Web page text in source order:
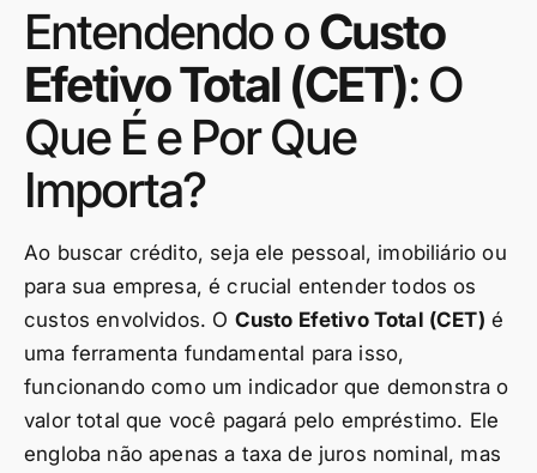
Entendendo oCusto
Efetivo Total (CET): O
Que É e Por Que
Importa?
Ao buscar crédito, seja ele pessoal, imobiliário ou
para sua empresa, é crucial entender todos os
custos envolvidos. O Custo Efetivo Total (CET) é
uma ferramenta fundamental para isso,
funcionando como um indicador que demonstra o
valor total que você pagará pelo empréstimo. Ele
engloba não apenas a taxa de juros nominal, mas